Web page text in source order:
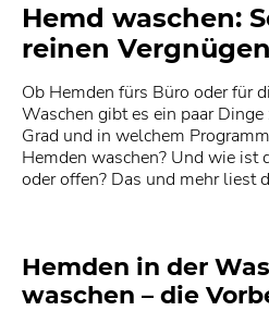
Hemd waschen:
reinen Vergnügen
Ob Hemden fürs Büro oder für
Waschen gibt es ein paar
Grad und in welchem
Hemden waschen? Und wie ist
oder offen? Das und mehr liest
Hemden in der
waschen – die